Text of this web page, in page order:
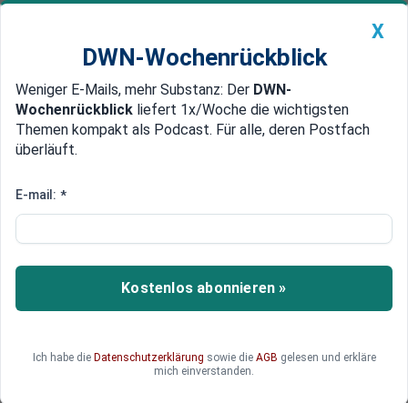
Newsticker MEIN DWN: Geldanlage Premium
Edelmetalle DWN-Magazin China
Tat mit illegaler Waffe
Opfer München: Deutsche,
Kosovo-Albaner, Türken, ein
Grieche
Die Opfer des Amokläufers von München sind
möglich, dass der 18-jährige Täter über Facebook
zu einer Party eingeladen haben könnte. Ein
X
DWN-Wochenrückblick
Weniger E-Mails, mehr Substanz: Der DWN-
Wochenrückblick liefert 1x/Woche die wichtigsten
Themen kompakt als Podcast. Für alle, deren Postfach
überläuft.
E-mail: *
Kostenlos abonnieren »
Ich habe die Datenschutzerklärung sowie die AGB gelesen und erkläre
mich einverstanden.